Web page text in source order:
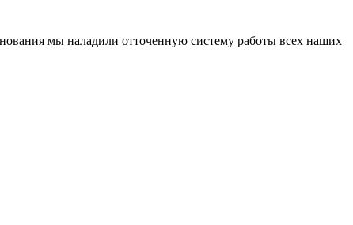
мы наладили отточенную систему работы всех наших